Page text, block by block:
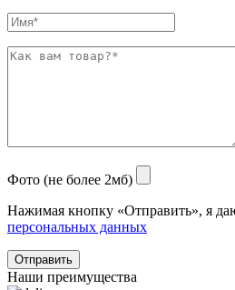
Фото (не более 2мб)
Нажимая кнопку «Отправить», я
персональных данных
Отправить
Наши преимущества